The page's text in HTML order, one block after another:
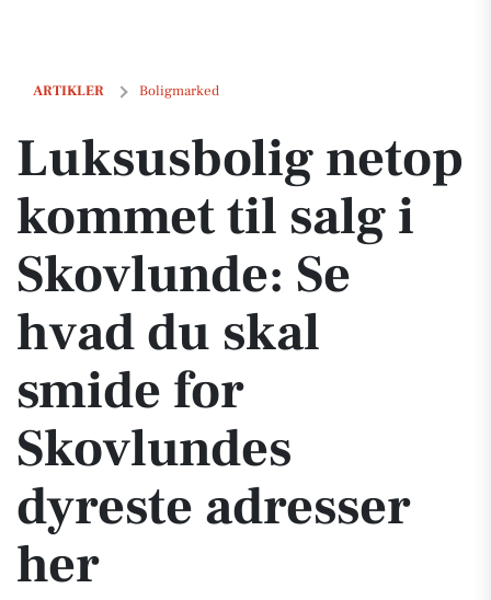
ARTIKLER Boligmarked
Luksusbolig netop kommet til salg i Skovlunde: Se hvad du skal
Luksusbolig netop
kommet til salg i
Skovlunde: Se
hvad du skal
smide for
Skovlundes
dyreste adresser
her